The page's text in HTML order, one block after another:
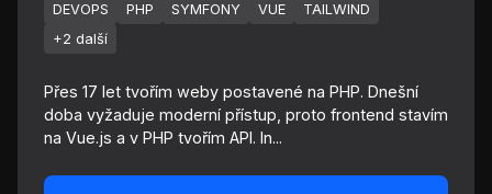
DEVOPS PHP SYMFONY VUE
TAILWIND
+2 další
Přes 17 let tvořím weby postavené na PHP. Dnešní
doba vyžaduje moderní přístup, proto frontend stavím
na Vue.js a v PHP tvořím API. In...